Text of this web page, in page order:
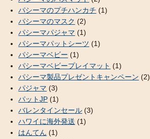
パシーマのプチハンカチ (1)
パシーマのマスク (2)
パシーマパジャマ (1)
パシーマパットシーツ (1)
パシーマベビー (1)
パシーマベビープレイマット (1)
パシーマ製品プレゼントキャンペーン (2)
パジャマ (3)
パットJP (1)
バレンタインセール (3)
ハワイに海外発送 (1)
はんてん (1)